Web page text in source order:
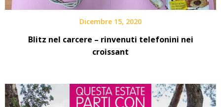
Dicembre 15, 2020
Blitz nel carcere – rinvenuti telefonini nei
croissant